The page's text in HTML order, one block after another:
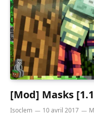
[Mod] Masks
Isoclem 10 avril 2017